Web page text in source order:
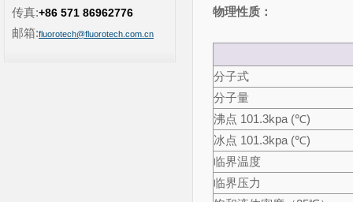
传真:+86 571 86962776
邮箱:fluorotech@fluorotech.com.cn
物理性质：
分子式
分子量
沸点 101.3kpa (℃)
冰点 101.3kpa (℃)
临界温度
临界压力